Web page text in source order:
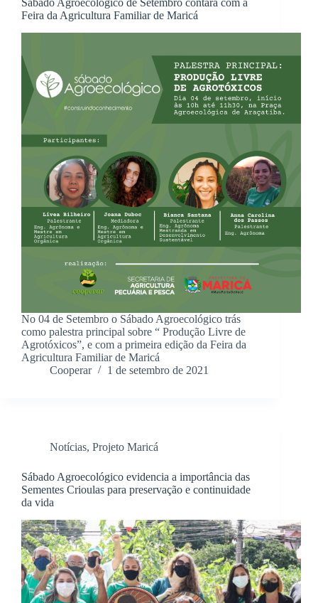
Sábado Agroecológico de Setembro contará com a
Feira da Agricultura Familiar de Maricá
No 04 de Setembro o Sábado Agroecológico trás
como palestra principal sobre “ Produção Livre de
Agrotóxicos”, e com a primeira edição da Feira da
Agricultura Familiar de Maricá
Cooperar
1 de setembro de 2021
Notícias, Projeto Maricá
Sábado Agroecológico evidencia a importância das
Sementes Crioulas para preservação e continuidade
da vida